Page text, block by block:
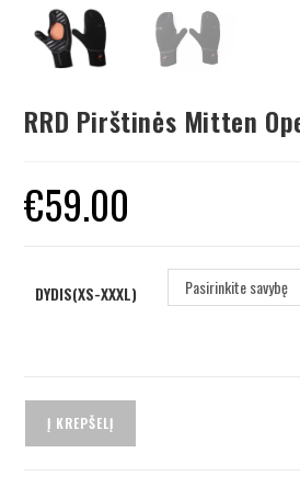
RRD Pirštinės Mitten
€59.00
DYDIS(XS-XXXL) Pasirinkite savybę
Į KREPŠELĮ